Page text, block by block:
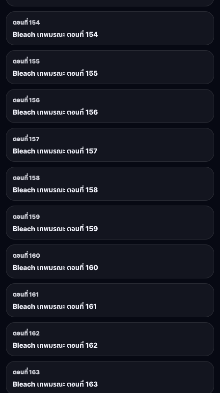
ตอนที่ 154
Bleach เทพมรณะ ตอนที่ 154
ตอนที่ 155
Bleach เทพมรณะ ตอนที่ 155
ตอนที่ 156
Bleach เทพมรณะ ตอนที่ 156
ตอนที่ 157
Bleach เทพมรณะ ตอนที่ 157
ตอนที่ 158
Bleach เทพมรณะ ตอนที่ 158
ตอนที่ 159
Bleach เทพมรณะ ตอนที่ 159
ตอนที่ 160
Bleach เทพมรณะ ตอนที่ 160
ตอนที่ 161
Bleach เทพมรณะ ตอนที่ 161
ตอนที่ 162
Bleach เทพมรณะ ตอนที่ 162
ตอนที่ 163
Bleach เทพมรณะ ตอนที่ 163